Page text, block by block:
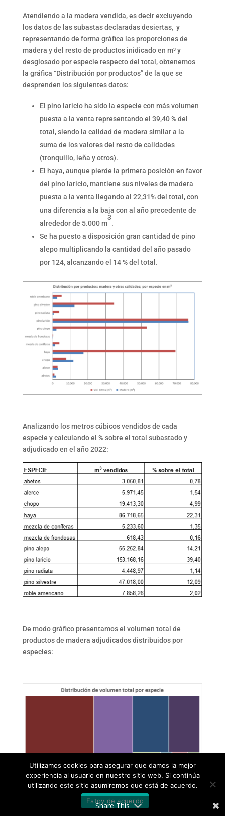
Atendiendo a la madera vendida, es decir excluyendo
los datos de las subastas declaradas desiertas, y
representando de forma gráfica las proporciones de
madera y del resto de productos inidicado en m³ y
desglosado por especie respecto del total, obtenemos
la gráfica “Distribución por productos” de la que se
desprenden los siguientes datos:
El pino laricio ha sido la especie con más volumen
puesta a la venta representando el 39,40 % del
total, siendo la calidad de madera similar a la
suma de los valores del resto de calidades
(tronquillo, leña y otros).
El haya, aunque pierde la primera posición en favor
del pino laricio, mantiene sus niveles de madera
puesta a la venta llegando al 22,31% del total, con
una diferencia a la baja con al año precedente de
alrededor de 5.000 m
3
.
Se ha puesto a disposición gran cantidad de pino
alepo multiplicando la cantidad del año pasado
por 124, alcanzando el 14 % del total.
Analizando los metros cúbicos vendidos de cada
especie y calculando el % sobre el total subastado y
adjudicado en el año 2022:
De modo gráfico presentamos el volumen total de
productos de madera adjudicados distribuidos por
especies:
Share This
Utilizamos cookies para asegurar que damos la mejor
experiencia al usuario en nuestro sitio web. Si continúa
utilizando este sitio asumiremos que está de acuerdo.
Estoy de acuerdo